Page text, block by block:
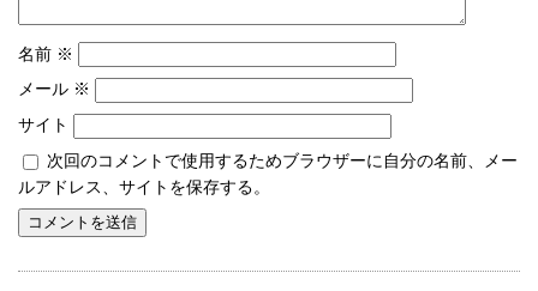
名前 ※
メール ※
サイト
次回のコメントで使用するためブラウザーに自分の名前、メー
ルアドレス、サイトを保存する。